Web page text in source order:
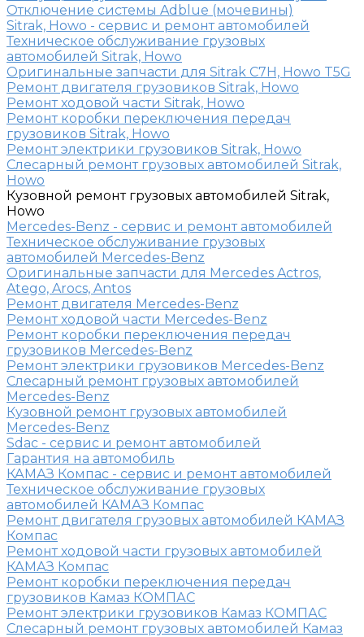
Отключение системы Adblue (мочевины)
Sitrak, Howo - сервис и ремонт автомобилей
Техническое обслуживание грузовых
автомобилей Sitrak, Howo
Оригинальные запчасти для Sitrak C7H, Howo T5G
Ремонт двигателя грузовиков Sitrak, Howo
Ремонт ходовой части Sitrak, Howo
Ремонт коробки переключения передач
грузовиков Sitrak, Howo
Ремонт электрики грузовиков Sitrak, Howo
Слесарный ремонт грузовых автомобилей Sitrak,
Howo
Кузовной ремонт грузовых автомобилей Sitrak,
Howo
Mercedes-Benz - сервис и ремонт автомобилей
Техническое обслуживание грузовых
автомобилей Mercedes-Benz
Оригинальные запчасти для Mercedes Actros,
Atego, Arocs, Antos
Ремонт двигателя Mercedes-Benz
Ремонт ходовой части Mercedes-Benz
Ремонт коробки переключения передач
грузовиков Mercedes-Benz
Ремонт электрики грузовиков Mercedes-Benz
Слесарный ремонт грузовых автомобилей
Mercedes-Benz
Кузовной ремонт грузовых автомобилей
Mercedes-Benz
Sdac - сервис и ремонт автомобилей
Гарантия на автомобиль
КАМАЗ Компас - сервис и ремонт автомобилей
Техническое обслуживание грузовых
автомобилей КАМАЗ Компас
Ремонт двигателя грузовых автомобилей КАМАЗ
Компас
Ремонт ходовой части грузовых автомобилей
КАМАЗ Компас
Ремонт коробки переключения передач
грузовиков Камаз КОМПАС
Ремонт электрики грузовиков Камаз КОМПАС
Слесарный ремонт грузовых автомобилей Камаз